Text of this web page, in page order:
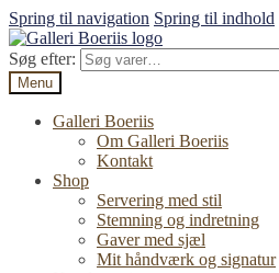
Spring til navigation Spring til indhold
Søg efter:
Menu
Galleri Boeriis
Om Galleri Boeriis
Kontakt
Shop
Servering med stil
Stemning og indretning
Gaver med sjæl
Mit håndværk og signatur